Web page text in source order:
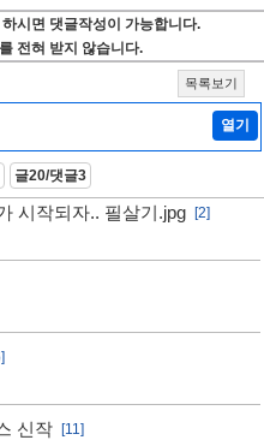
하시면 댓글작성이 가능합니다.
전혀 받지 않습니다.
목록보기
열기
글20/댓글3
시작되자.. 필살기.jpg [2]
신작 [11]